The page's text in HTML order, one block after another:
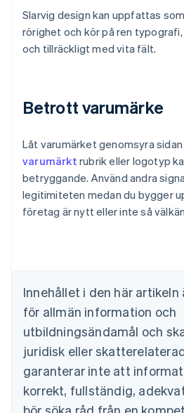
Slarvig design kan uppfattas
rörighet och kör på ren
och tillräckligt med vita fält.
Betrott varumärke
Låt varumärket genomsyra
varumärkt rubrik eller logotyp
betryggande. Använd andra
legitimiteten medan du bygger
företag är nytt eller inte så
Innehållet i den här
för allmän information och
utbildningsändamål och
juridisk eller
garanterar inte att
korrekt, fullständig,
Brasilien
Bulgarien
English
Cypern
English
Danmark
English